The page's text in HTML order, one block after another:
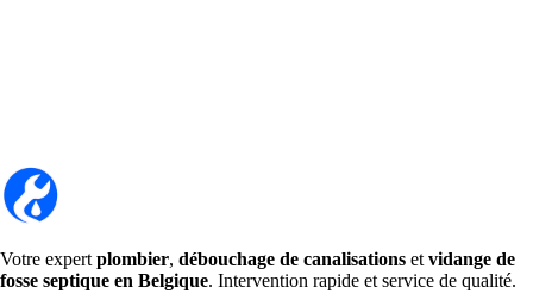
Votre expert plombier, débouchage de canalisations et vidange de
fosse septique en Belgique. Intervention rapide et service de qualité.